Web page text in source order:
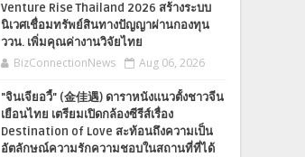
Venture Rise Thailand 2026 สร้างระบบ
นิเวศเชื่อมทรัพย์สินทางปัญญาผ่านกองทุน
ววน. เพิ่มคุณค่างานวิจัยไทย
BizConnectionNews Aug 06, 2026
"จินเจียอวี้" (金佳遇) ดาราหนังแนวตั้งชาวจีน
เยือนไทย เตรียมเปิดกล้องซีรีส์เรื่อง
Destination of Love สะท้อนถึงความเป็น
อัตลักษณ์ความรักความชอบในสถานที่ที่ได้